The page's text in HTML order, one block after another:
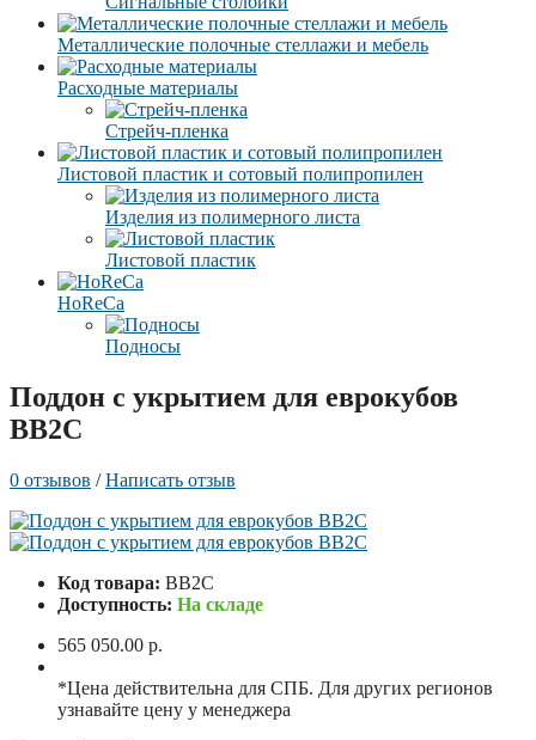
Металлические полочные стеллажи и мебель
Расходные материалы
Стрейч-пленка
Листовой пластик и сотовый полипропилен
Изделия из полимерного листа
Листовой пластик
HoReCa
Подносы
Поддон с укрытием для еврокубов
BB2C
0 отзывов /Написать отзыв
Код товара: BB2C
Доступность: На складе
565 050.00 р.
*Цена действительна для СПБ. Для других регионов
узнавайте цену у менеджера